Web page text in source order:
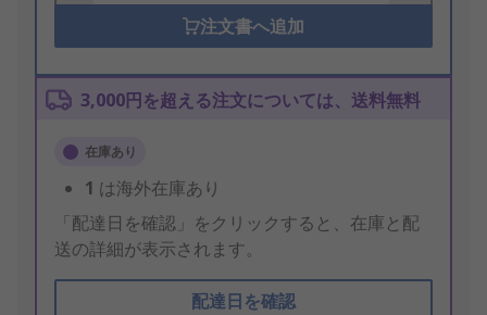
注文書へ追加
3,000円を超える注文については、送料無料
在庫あり
1 は海外在庫あり
「配達日を確認」をクリックすると、在庫と配
送の詳細が表示されます。
配達日を確認